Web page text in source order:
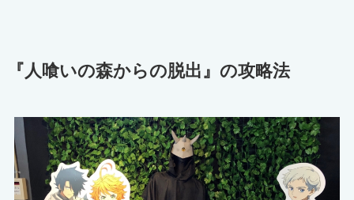
『人喰いの森からの脱出』の攻略法